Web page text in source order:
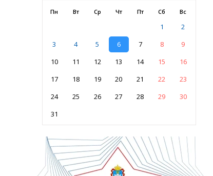
Пн Вт Ср Чт Пт Сб Вс
1
2
3
4 5 6 7 8
9
10
11 12 13 14 15
16
17
18 19 20 21 22
23
24
25 26 27 28 29
30
31